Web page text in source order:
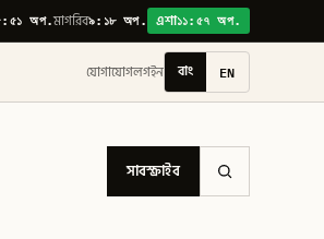
অপ.মাগরিব৯:১৮ অপ. এশা১১:৫৭ অপ.
যোগাযোগলগইন বাং EN
সাবস্ক্রাইব